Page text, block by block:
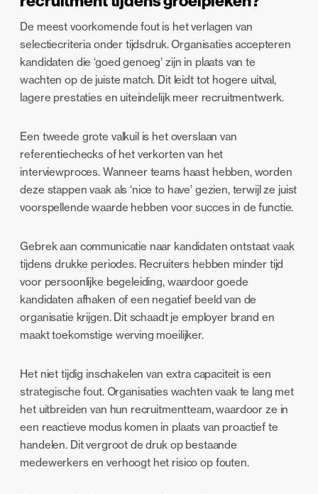
De meest voorkomende fout is het verlagen van
selectiecriteria onder tijdsdruk. Organisaties accepteren
kandidaten die ‘goed genoeg’ zijn in plaats van te
wachten op de juiste match. Dit leidt tot hogere uitval,
lagere prestaties en uiteindelijk meer recruitmentwerk.
Een tweede grote valkuil is het overslaan van
referentiechecks of het verkorten van het
interviewproces. Wanneer teams haast hebben, worden
deze stappen vaak als ‘nice to have’ gezien, terwijl ze juist
voorspellende waarde hebben voor succes in de functie.
Gebrek aan communicatie naar kandidaten ontstaat vaak
tijdens drukke periodes. Recruiters hebben minder tijd
voor persoonlijke begeleiding, waardoor goede
kandidaten afhaken of een negatief beeld van de
organisatie krijgen. Dit schaadt je employer brand en
maakt toekomstige werving moeilijker.
Het niet tijdig inschakelen van extra capaciteit is een
strategische fout. Organisaties wachten vaak te lang met
het uitbreiden van hun recruitmentteam, waardoor ze in
een reactieve modus komen in plaats van proactief te
handelen. Dit vergroot de druk op bestaande
medewerkers en verhoogt het risico op fouten.